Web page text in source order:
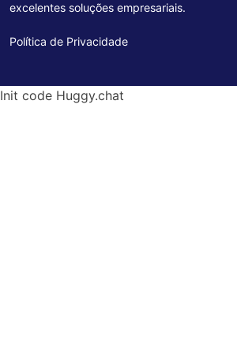
excelentes soluções empresariais.
Política de Privacidade
Init code Huggy.chat